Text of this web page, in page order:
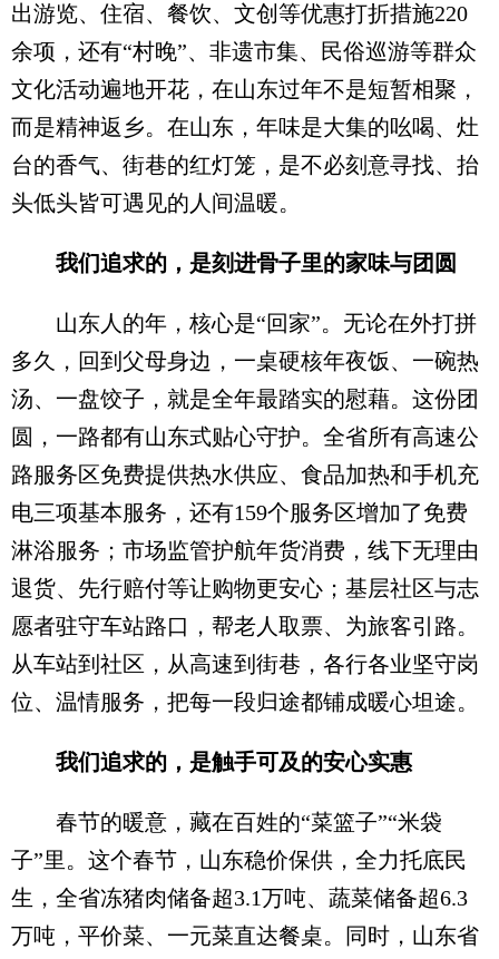
出游览、住宿、餐饮、文创等优惠打折措施220
余项，还有“村晚”、非遗市集、民俗巡游等群众
文化活动遍地开花，在山东过年不是短暂相聚，
而是精神返乡。在山东，年味是大集的吆喝、灶
台的香气、街巷的红灯笼，是不必刻意寻找、抬
头低头皆可遇见的人间温暖。
我们追求的，是刻进骨子里的家味与团圆
山东人的年，核心是“回家”。无论在外打拼
多久，回到父母身边，一桌硬核年夜饭、一碗热
汤、一盘饺子，就是全年最踏实的慰藉。这份团
圆，一路都有山东式贴心守护。全省所有高速公
路服务区免费提供热水供应、食品加热和手机充
电三项基本服务，还有159个服务区增加了免费
淋浴服务；市场监管护航年货消费，线下无理由
退货、先行赔付等让购物更安心；基层社区与志
愿者驻守车站路口，帮老人取票、为旅客引路。
从车站到社区，从高速到街巷，各行各业坚守岗
位、温情服务，把每一段归途都铺成暖心坦途。
我们追求的，是触手可及的安心实惠
春节的暖意，藏在百姓的“菜篮子”“米袋
子”里。这个春节，山东稳价保供，全力托底民
生，全省冻猪肉储备超3.1万吨、蔬菜储备超6.3
万吨，平价菜、一元菜直达餐桌。同时，山东省